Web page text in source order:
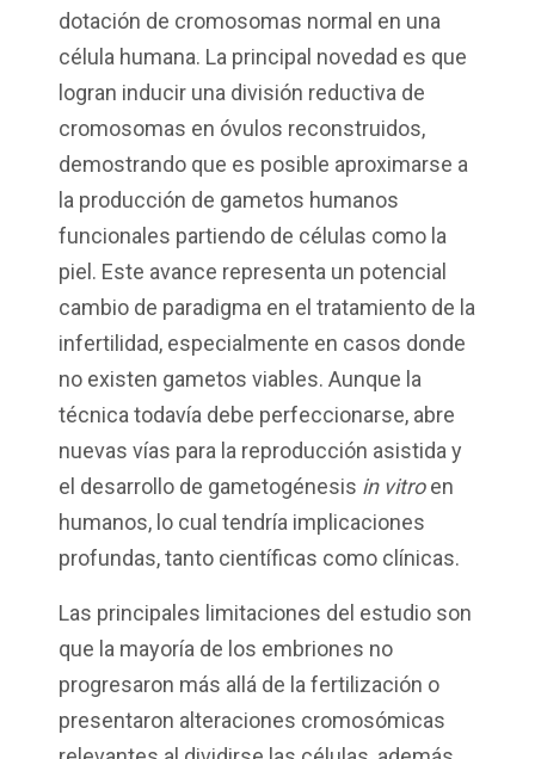
dotación de cromosomas normal en una
célula humana. La principal novedad es que
logran inducir una división reductiva de
cromosomas en óvulos reconstruidos,
demostrando que es posible aproximarse a
la producción de gametos humanos
funcionales partiendo de células como la
piel. Este avance representa un potencial
cambio de paradigma en el tratamiento de la
infertilidad, especialmente en casos donde
no existen gametos viables. Aunque la
técnica todavía debe perfeccionarse, abre
nuevas vías para la reproducción asistida y
el desarrollo de gametogénesis in vitroen
humanos, lo cual tendría implicaciones
profundas, tanto científicas como clínicas.
Las principales limitaciones del estudio son
que la mayoría de los embriones no
progresaron más allá de la fertilización o
presentaron alteraciones cromosómicas